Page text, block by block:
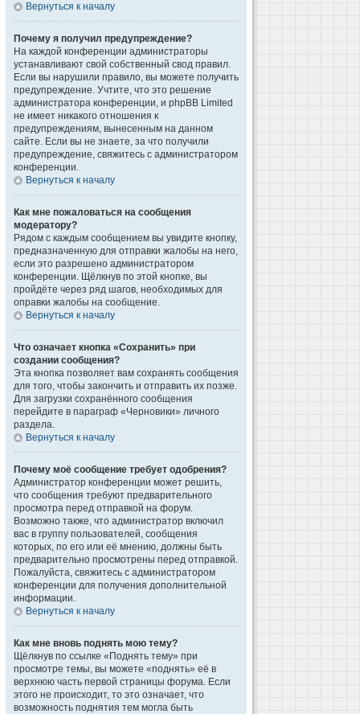
Вернуться к началу
Почему я получил предупреждение?
На каждой конференции администраторы
устанавливают свой собственный свод правил.
Если вы нарушили правило, вы можете получить
предупреждение. Учтите, что это решение
администратора конференции, и phpBB Limited
не имеет никакого отношения к
предупреждениям, вынесенным на данном
сайте. Если вы не знаете, за что получили
предупреждение, свяжитесь с администратором
конференции.
Вернуться к началу
Как мне пожаловаться на сообщения
модератору?
Рядом с каждым сообщением вы увидите кнопку,
предназначенную для отправки жалобы на него,
если это разрешено администратором
конференции. Щёлкнув по этой кнопке, вы
пройдёте через ряд шагов, необходимых для
оправки жалобы на сообщение.
Вернуться к началу
Что означает кнопка «Сохранить» при
создании сообщения?
Эта кнопка позволяет вам сохранять сообщения
для того, чтобы закончить и отправить их позже.
Для загрузки сохранённого сообщения
перейдите в параграф «Черновики» личного
раздела.
Вернуться к началу
Почему моё сообщение требует одобрения?
Администратор конференции может решить,
что сообщения требуют предварительного
просмотра перед отправкой на форум.
Возможно также, что администратор включил
вас в группу пользователей, сообщения
которых, по его или её мнению, должны быть
предварительно просмотрены перед отправкой.
Пожалуйста, свяжитесь с администратором
конференции для получения дополнительной
информации.
Вернуться к началу
Как мне вновь поднять мою тему?
Щёлкнув по ссылке «Поднять тему» при
просмотре темы, вы можете «поднять» её в
верхнюю часть первой страницы форума. Если
этого не происходит, то это означает, что
возможность поднятия тем могла быть